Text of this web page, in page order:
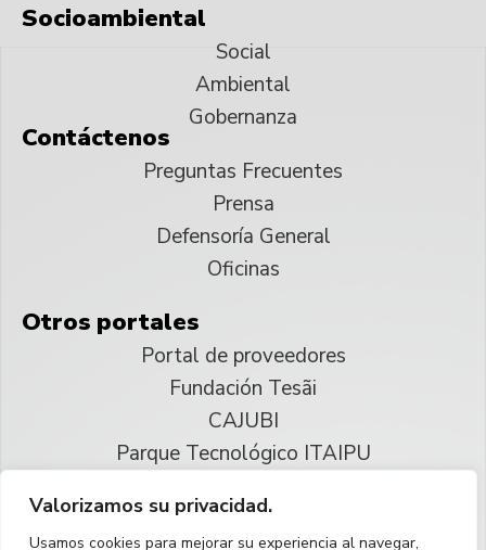
Valorizamos su privacidad.
Usamos cookies para mejorar su experiencia al navegar,
Socioambiental
Social
Ambiental
Gobernanza
Contáctenos
Preguntas Frecuentes
Prensa
Defensoría General
Oficinas
Otros portales
Portal de proveedores
Fundación Tesãi
CAJUBI
Parque Tecnológico ITAIPU